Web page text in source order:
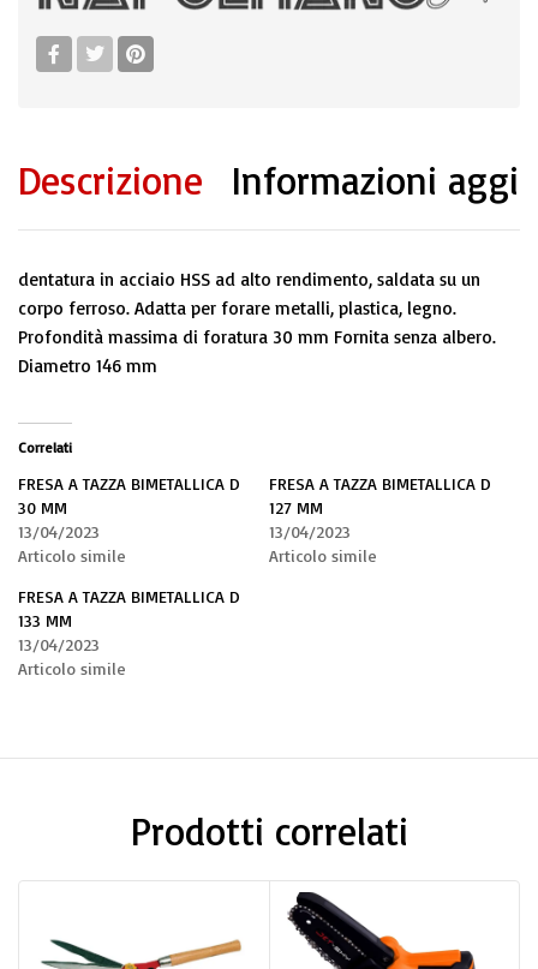
Descrizione Informazioni
dentatura in acciaio HSS ad alto rendimento, saldata su un
corpo ferroso. Adatta per forare metalli, plastica, legno.
Profondità massima di foratura 30 mm Fornita senza albero.
Diametro 146 mm
Correlati
FRESA A TAZZA BIMETALLICA D
30 MM
13/04/2023
Articolo simile
FRESA A TAZZA BIMETALLICA D
127 MM
13/04/2023
Articolo simile
FRESA A TAZZA BIMETALLICA D
133 MM
13/04/2023
Articolo simile
Prodotti correlati